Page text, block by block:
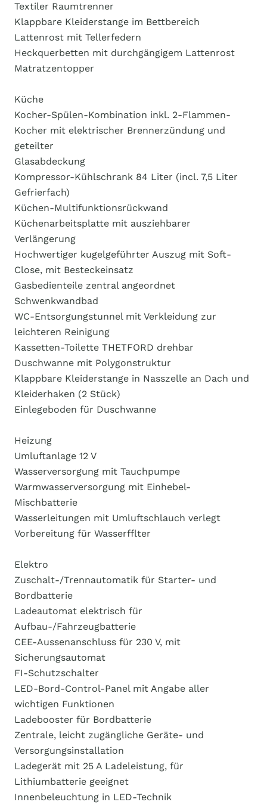
Textiler Raumtrenner
Klappbare Kleiderstange im Bettbereich
Lattenrost mit Tellerfedern
Heckquerbetten mit durchgängigem Lattenrost
Matratzentopper
Küche
Kocher-Spülen-Kombination inkl. 2-Flammen-
Kocher mit elektrischer Brennerzündung und
geteilter
Glasabdeckung
Kompressor-Kühlschrank 84 Liter (incl. 7,5 Liter
Gefrierfach)
Küchen-Multifunktionsrückwand
Küchenarbeitsplatte mit ausziehbarer
Verlängerung
Hochwertiger kugelgeführter Auszug mit Soft-
Close, mit Besteckeinsatz
Gasbedienteile zentral angeordnet
Schwenkwandbad
WC-Entsorgungstunnel mit Verkleidung zur
leichteren Reinigung
Kassetten-Toilette THETFORD drehbar
Duschwanne mit Polygonstruktur
Klappbare Kleiderstange in Nasszelle an Dach und
Kleiderhaken (2 Stück)
Einlegeboden für Duschwanne
Heizung
Umluftanlage 12 V
Wasserversorgung mit Tauchpumpe
Warmwasserversorgung mit Einhebel-
Mischbatterie
Wasserleitungen mit Umluftschlauch verlegt
Vorbereitung für Wasserfflter
Elektro
Zuschalt-/Trennautomatik für Starter- und
Bordbatterie
Ladeautomat elektrisch für
Aufbau-/Fahrzeugbatterie
CEE-Aussenanschluss für 230 V, mit
Sicherungsautomat
FI-Schutzschalter
LED-Bord-Control-Panel mit Angabe aller
wichtigen Funktionen
Ladebooster für Bordbatterie
Zentrale, leicht zugängliche Geräte- und
Versorgungsinstallation
Ladegerät mit 25 A Ladeleistung, für
Lithiumbatterie geeignet
Innenbeleuchtung in LED-Technik